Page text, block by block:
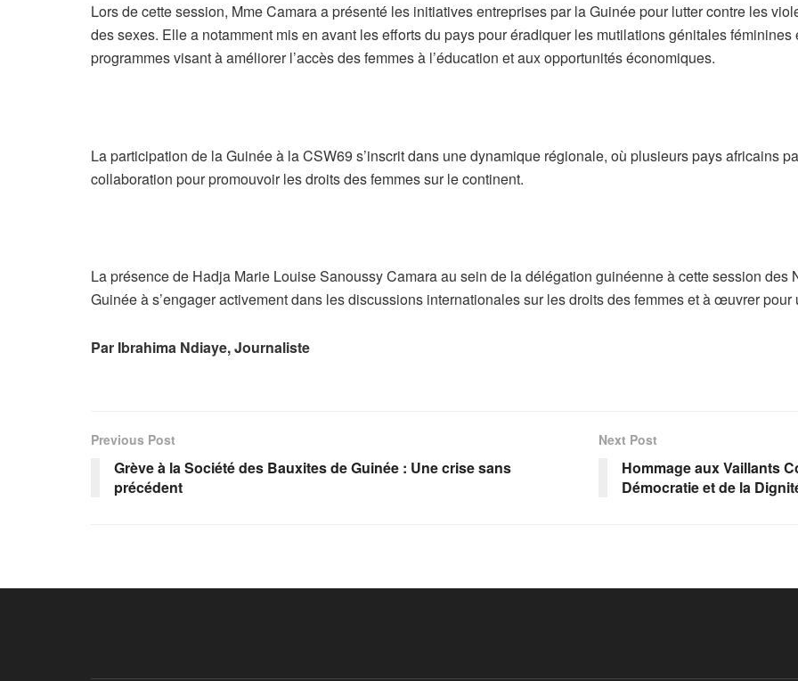
Lors de cette session, Mme Camara a présenté les initiatives entreprises par la Guinée pour lutter contre les
des sexes. Elle a notamment mis en avant les efforts du pays pour éradiquer les mutilations génitales
programmes visant à améliorer l’accès des femmes à l’éducation et aux opportunités économiques.
La participation de la Guinée à la CSW69 s’inscrit dans une dynamique régionale, où plusieurs pays africains
collaboration pour promouvoir les droits des femmes sur le continent.
La présence de Hadja Marie Louise Sanoussy Camara au sein de la délégation guinéenne à cette session
Guinée à s’engager activement dans les discussions internationales sur les droits des femmes et à œuvrer
Par Ibrahima Ndiaye, Journaliste
Previous Post
Grève à la Société des Bauxites de Guinée : Une crise sans
précédent
Next Post
Hommage aux Vaillants
Démocratie et de la